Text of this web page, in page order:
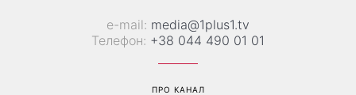
е-mail: media@1plus1.tv
Телефон: +38 044 490 01 01
ПРО КАНАЛ